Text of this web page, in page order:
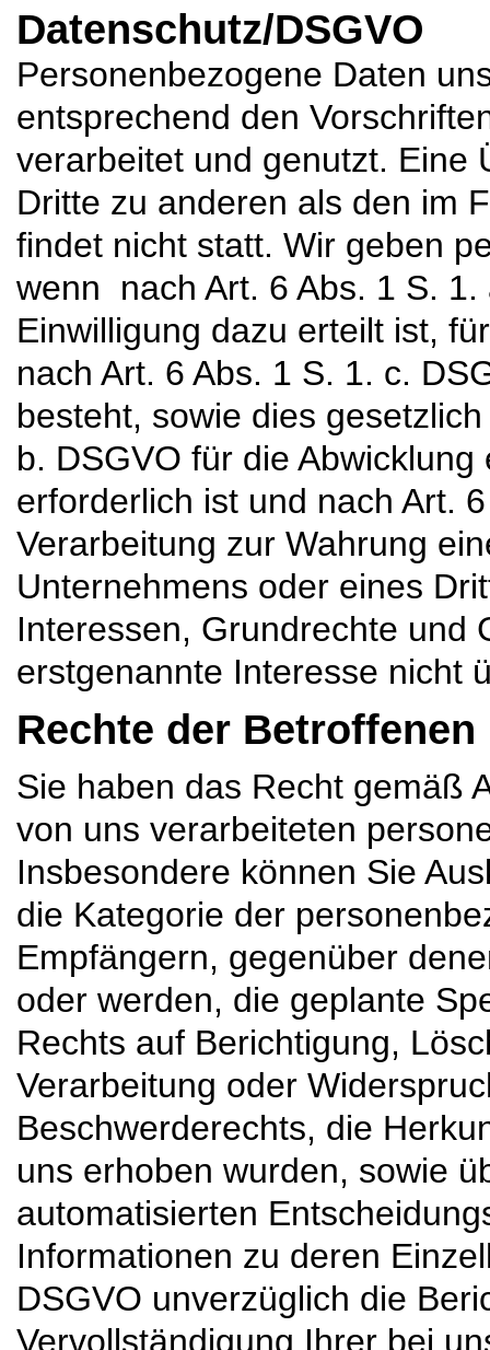
Datenschutz/DSGVO
Personenbezogene Daten
entsprechend den
verarbeitet und genutzt. Eine
Dritte zu anderen als den im
findet nicht statt. Wir geben
wenn nach Art. 6 Abs. 1 S.
Einwilligung dazu erteilt ist,
nach Art. 6 Abs. 1 S. 1. c.
besteht, sowie dies
b. DSGVO für die
erforderlich ist und nach Art.
Verarbeitung zur Wahrung
Unternehmens oder eines
Interessen, Grundrechte und
erstgenannte Interesse nicht
Rechte der Betroffenen
Sie haben das Recht gemäß
von uns verarbeiteten
Insbesondere können Sie
die Kategorie der
Empfängern, gegenüber
oder werden, die geplante
Rechts auf Berichtigung,
Verarbeitung oder
Beschwerderechts, die
uns erhoben wurden, sowie
automatisierten
Informationen zu deren
DSGVO unverzüglich die
Vervollständigung Ihrer bei